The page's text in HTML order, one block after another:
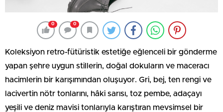
0 0
Koleksiyon retro-fütüristik estetiğe eğlenceli bir gönderme
yapan şehre uygun stillerin, doğal dokuların ve maceracı
hacimlerin bir karışımından oluşuyor. Gri, bej, ten rengi ve
lacivertin nötr tonlarını, hâki sarısı, toz pembe, adaçayı
yeşili ve deniz mavisi tonlarıyla karıştıran mevsimsel bir